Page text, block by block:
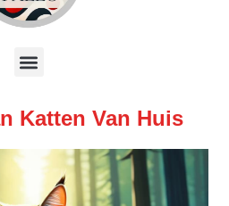
Katten Van Huis